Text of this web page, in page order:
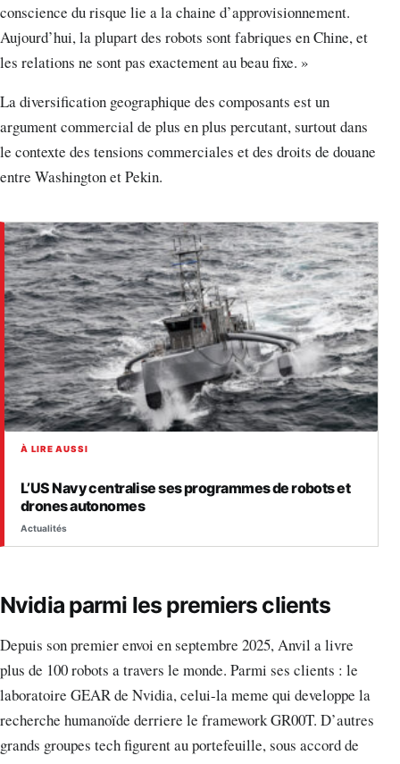
conscience du risque lie a la chaine d’approvisionnement.
Aujourd’hui, la plupart des robots sont fabriques en Chine, et
les relations ne sont pas exactement au beau fixe. »
La diversification geographique des composants est un
argument commercial de plus en plus percutant, surtout dans
le contexte des tensions commerciales et des droits de douane
entre Washington et Pekin.
À LIRE AUSSI
L’US Navy centralise ses programmes de robots et
drones autonomes
Actualités
Nvidia parmi les premiers clients
Depuis son premier envoi en septembre 2025, Anvil a livre
plus de 100 robots a travers le monde. Parmi ses clients : le
laboratoire GEAR de Nvidia, celui-la meme qui developpe la
recherche humanoïde derriere le framework GR00T. D’autres
grands groupes tech figurent au portefeuille, sous accord de